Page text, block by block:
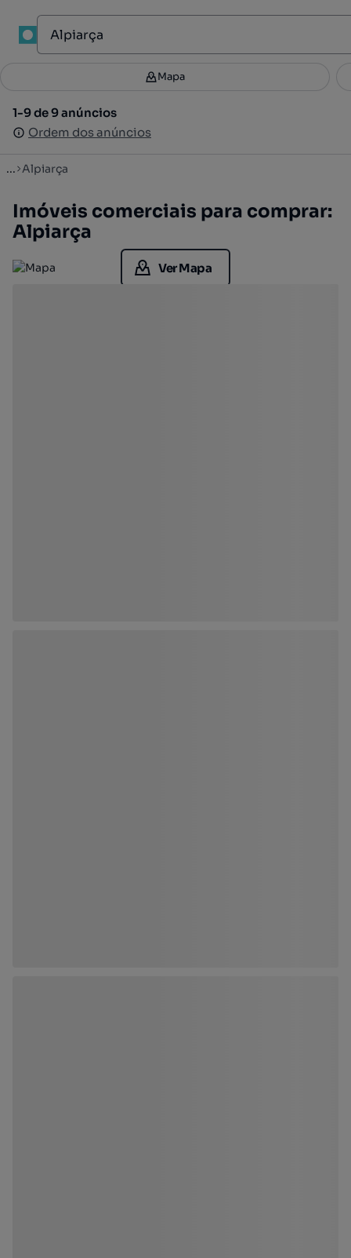
Filtros 2
1-9 de 9 anúncios
Ordem dos anúncios
Mapa
1-9 de 9 anúncios
Ordem dos anúncios
... Alpiarça
Imóveis comerciais para comprar:
Alpiarça
Ver Mapa